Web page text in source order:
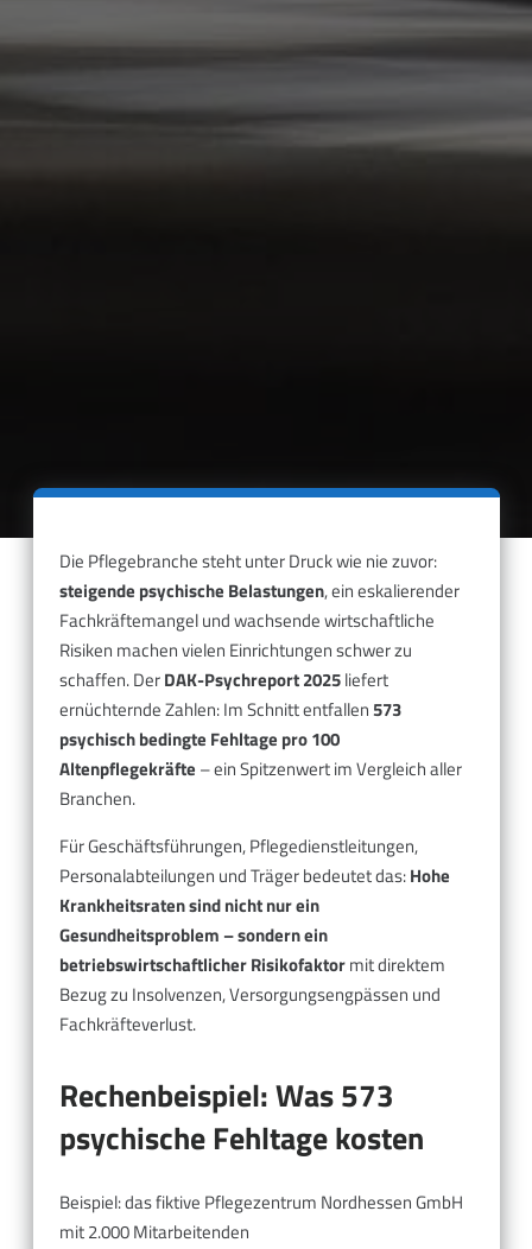
Die Pflegebranche steht unter Druck wie nie zuvor:
steigende psychische Belastungen, ein eskalierender
Fachkräftemangel und wachsende wirtschaftliche
Risiken machen vielen Einrichtungen schwer zu
schaffen. DerDAK-Psychreport 2025liefert
ernüchternde Zahlen: Im Schnitt entfallen573
psychisch bedingte Fehltage pro 100
Altenpflegekräfte – ein Spitzenwert im Vergleich aller
Branchen.
Für Geschäftsführungen, Pflegedienstleitungen,
Personalabteilungen und Träger bedeutet das:Hohe
Krankheitsraten sind nicht nur ein
Gesundheitsproblem – sondern ein
betriebswirtschaftlicher Risikofaktormit direktem
Bezug zu Insolvenzen, Versorgungsengpässen und
Fachkräfteverlust.
Rechenbeispiel: Was 573
psychische Fehltage kosten
Beispiel: das fiktive Pflegezentrum Nordhessen GmbH
mit 2.000 Mitarbeitenden